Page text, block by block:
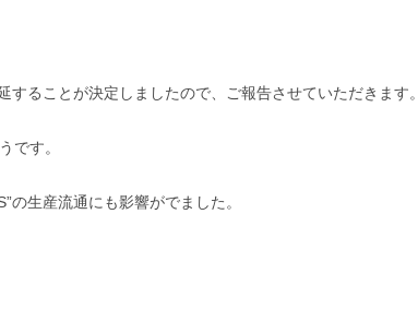
ることが決定しましたので、ご報告させていただきます。
です。
の生産流通にも影響がでました。